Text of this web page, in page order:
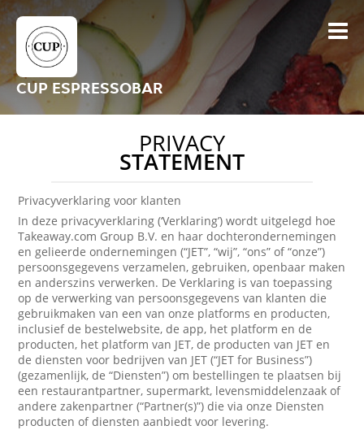
CUP ESPRESSOBAR
PRIVACY
STATEMENT
Privacyverklaring voor klanten
In deze privacyverklaring (‘Verklaring’) wordt uitgelegd hoe
Takeaway.com Group B.V. en haar dochterondernemingen
en gelieerde ondernemingen (“JET”, “wij”, “ons” of “onze”)
persoonsgegevens verzamelen, gebruiken, openbaar maken
en anderszins verwerken. De Verklaring is van toepassing
op de verwerking van persoonsgegevens van klanten die
gebruikmaken van een van onze platforms en producten,
inclusief de bestelwebsite, de app, het platform en de
producten, het platform van JET, de producten van JET en
de diensten voor bedrijven van JET (“JET for Business”)
(gezamenlijk, de “Diensten”) om bestellingen te plaatsen bij
een restaurantpartner, supermarkt, levensmiddelenzaak of
andere zakenpartner (“Partner(s)”) die via onze Diensten
producten of diensten aanbiedt voor levering.